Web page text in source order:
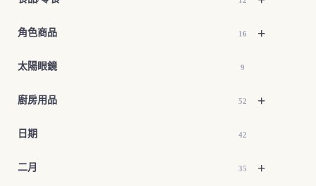
+
角色商品 16
太陽眼鏡 9
+
廚房用品 52
日期 42
+
二月 35